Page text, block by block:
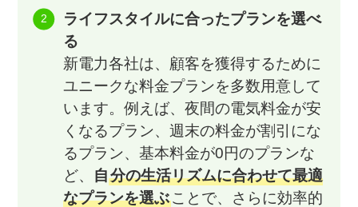
ライフスタイルに合ったプランを選べ
る
新電力各社は、顧客を獲得するために
ユニークな料金プランを多数用意して
います。例えば、夜間の電気料金が安
くなるプラン、週末の料金が割引にな
るプラン、基本料金が0円のプランな
ど、
自分の生活リズムに合わせて最適
なプランを選ぶことで、さらに効率的